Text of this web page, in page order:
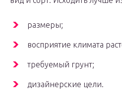
размеры;
восприятие климата
требуемый грунт;
дизайнерские цели.